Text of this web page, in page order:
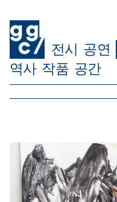
전시 공연
역사 작품 공간
ggc/